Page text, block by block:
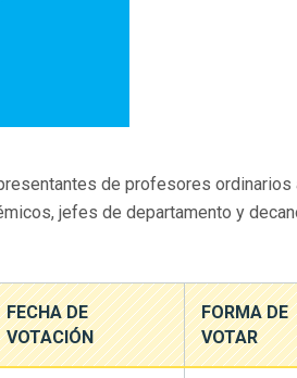
de profesores ordinarios
jefes de departamento y
FECHA DE
VOTACIÓN
FORMA DE
VOTAR